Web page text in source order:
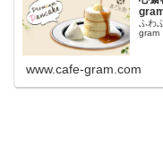
ふわ
gram
www.cafe-gram.com